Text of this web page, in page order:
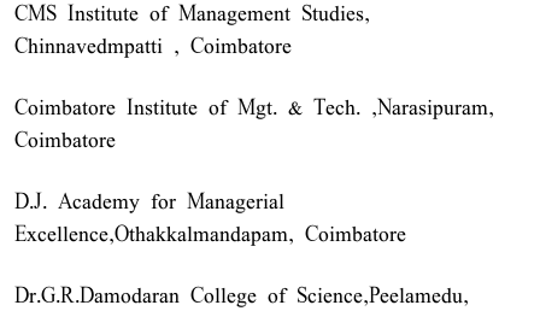
CMS Institute of Management Studies,
Chinnavedmpatti , Coimbatore
Coimbatore Institute of Mgt. & Tech. ,Narasipuram,
Coimbatore
D.J. Academy for Managerial
Excellence,Othakkalmandapam, Coimbatore
Dr.G.R.Damodaran College of Science,Peelamedu,